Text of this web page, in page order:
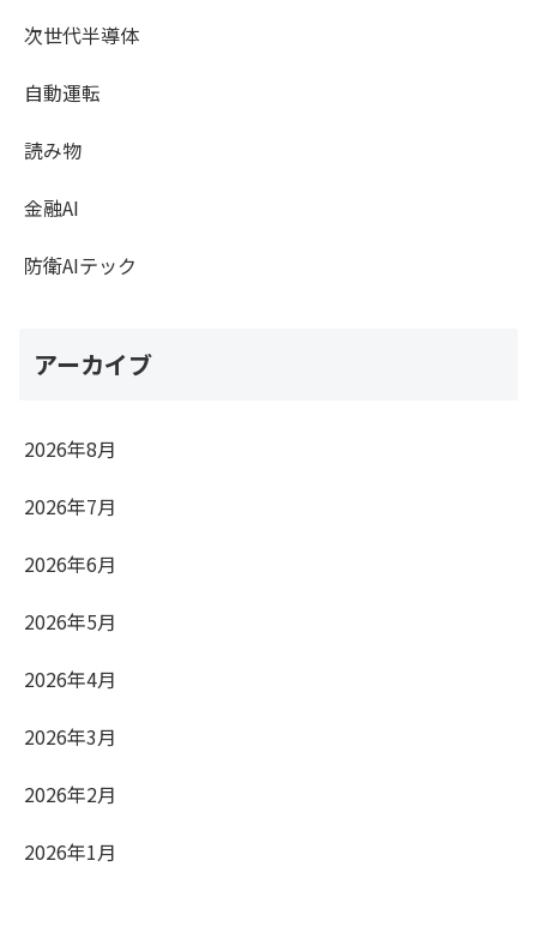
次世代半導体
自動運転
読み物
金融AI
防衛AIテック
アーカイブ
2026年8月
2026年7月
2026年6月
2026年5月
2026年4月
2026年3月
2026年2月
2026年1月